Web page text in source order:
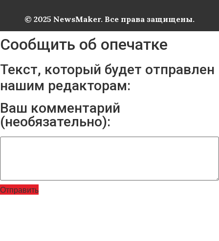
© 2025 NewsMaker. Все права защищены.
Сообщить об опечатке
Текст, который будет отправлен
нашим редакторам:
Ваш комментарий
(необязательно):
Отправить